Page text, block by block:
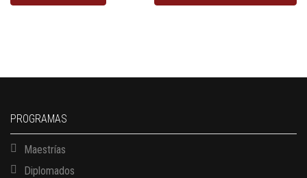
PROGRAMAS
Maestrías
Diplomados